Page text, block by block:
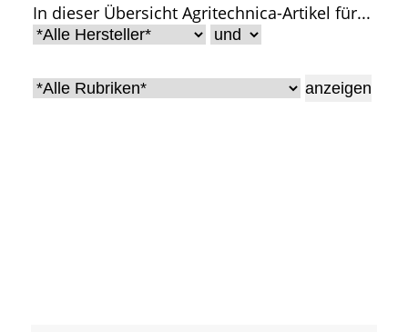
• Agritechnica Neuheiten Archiv
• Artikel nach Hersteller/Marke
In dieser Übersicht Agritechnica-Artikel für...